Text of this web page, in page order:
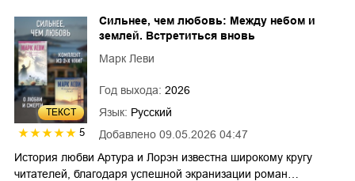
ТЕКСТ
5 Добавлено 09.05.2026 04:47
Сильнее, чем любовь: Между небом и
землей. Встретиться вновь
Марк Леви
Год выхода: 2026
Язык: Русский
История любви Артура и Лорэн известна широкому кругу
читателей, благодаря успешной экранизации роман…